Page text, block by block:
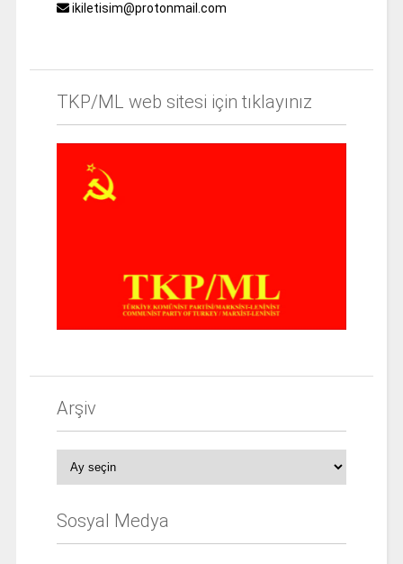
ikiletisim@protonmail.com
TKP/ML web sitesi için tıklayınız
Arşiv
Sosyal Medya